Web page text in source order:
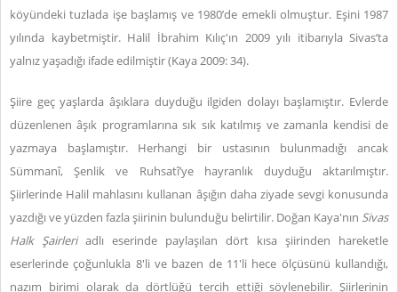
köyündeki tuzlada işe başlamış ve 1980’de emekli olmuştur. Eşini 1987
yılında kaybetmiştir. Halil İbrahim Kılıç'ın 2009 yılı itibarıyla Sivas’ta
yalnız yaşadığı ifade edilmiştir (Kaya 2009: 34).
Şiire geç yaşlarda âşıklara duyduğu ilgiden dolayı başlamıştır. Evlerde
düzenlenen âşık programlarına sık sık katılmış ve zamanla kendisi de
yazmaya başlamıştır. Herhangi bir ustasının bulunmadığı ancak
Sümmanî, Şenlik ve Ruhsatî’ye hayranlık duyduğu aktarılmıştır.
Şiirlerinde Halil mahlasını kullanan âşığın daha ziyade sevgi konusunda
yazdığı ve yüzden fazla şiirinin bulunduğu belirtilir. Doğan Kaya'nın Sivas
Halk Şairleriadlı eserinde paylaşılan dört kısa şiirinden hareketle
eserlerinde çoğunlukla 8'li ve bazen de 11'li hece ölçüsünü kullandığı,
nazım birimi olarak da dörtlüğü tercih ettiği söylenebilir. Şiirlerinin